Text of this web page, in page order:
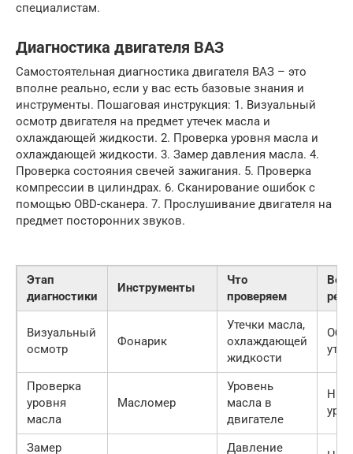
специалистам.
Диагностика двигателя ВАЗ
Самостоятельная диагностика двигателя ВАЗ – это
вполне реально, если у вас есть базовые знания и
инструменты. Пошаговая инструкция: 1. Визуальный
осмотр двигателя на предмет утечек масла и
охлаждающей жидкости. 2. Проверка уровня масла и
охлаждающей жидкости. 3. Замер давления масла. 4.
Проверка состояния свечей зажигания. 5. Проверка
компрессии в цилиндрах. 6. Сканирование ошибок с
помощью OBD-сканера. 7. Прослушивание двигателя на
предмет посторонних звуков.
Этап
диагностики
Инструменты
Что
проверяем
Визуальный
осмотр
Фонарик
Утечки масла,
охлаждающей
жидкости
Проверка
уровня
масла
Масломер
Уровень
масла в
двигателе
Замер
Давление